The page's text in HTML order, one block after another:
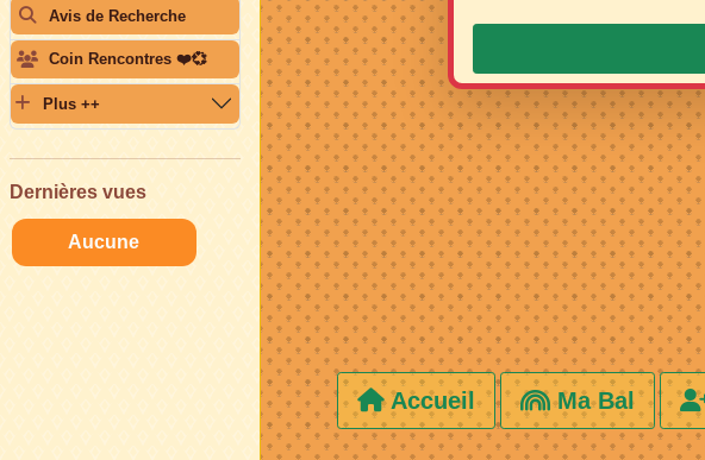
Avis de Recherche
Coin Rencontres ❤️💞
Plus ++
Dernières vues
Aucune
Accueil Ma Bal